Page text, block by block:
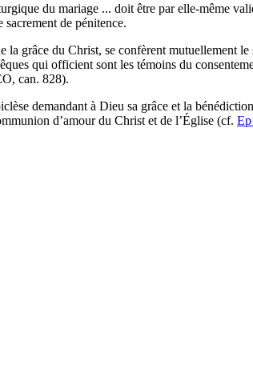
du mariage ... doit être par elle-même
de pénitence.
grâce du Christ, se confèrent mutuellement
qui officient sont les témoins du
can. 828).
demandant à Dieu sa grâce et la
d’amour du Christ et de l’Église (cf.